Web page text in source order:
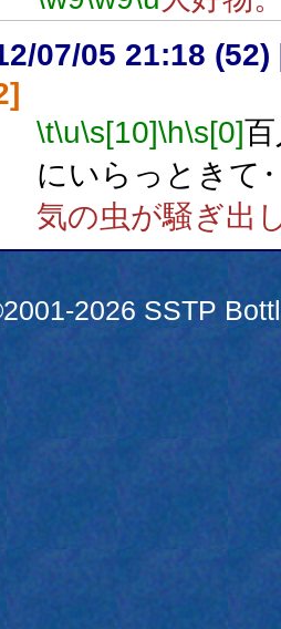
07/05 21:18 (52)
\t\u\s[10]\h\s[0]
にいらっときて
気の虫が騒ぎ出
2026 SSTP